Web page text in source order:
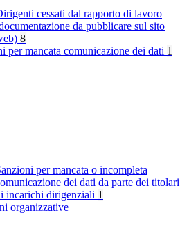
cessati dal rapporto di lavoro
da pubblicare sul sito
8
per mancata comunicazione dei dati 1
per mancata o incompleta
dei dati da parte dei titolari
incarichi dirigenziali 1
organizzative